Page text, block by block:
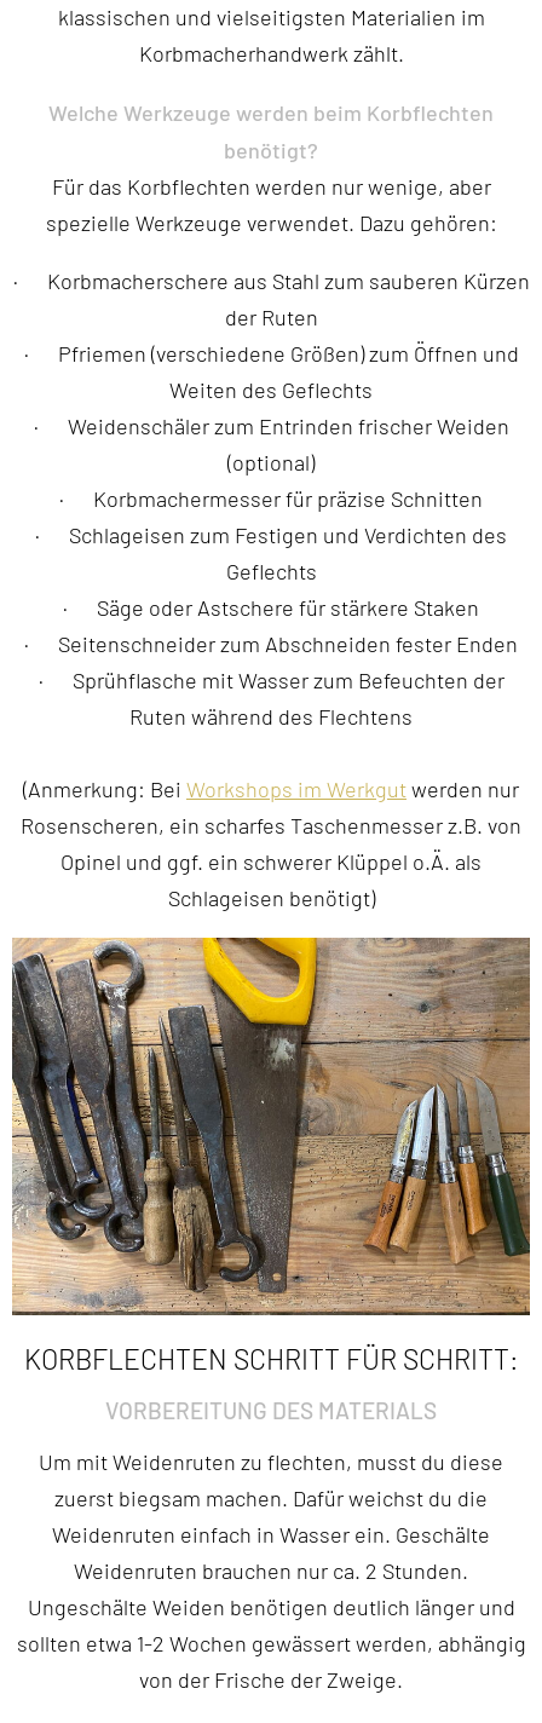
klassischen und vielseitigsten Materialien im
Korbmacherhandwerk zählt.
Welche Werkzeuge werden beim Korbflechten
benötigt?
Für das Korbflechten werden nur wenige, aber
spezielle Werkzeuge verwendet. Dazu gehören:
· Korbmacherschere aus Stahl zum sauberen Kürzen
der Ruten
· Pfriemen (verschiedene Größen) zum Öffnen und
Weiten des Geflechts
· Weidenschäler zum Entrinden frischer Weiden
(optional)
· Korbmachermesser für präzise Schnitten
· Schlageisen zum Festigen und Verdichten des
Geflechts
· Säge oder Astschere für stärkere Staken
· Seitenschneider zum Abschneiden fester Enden
· Sprühflasche mit Wasser zum Befeuchten der
Ruten während des Flechtens
(Anmerkung: Bei Workshops im Werkgutwerden nur
Rosenscheren, ein scharfes Taschenmesser z.B. von
Opinel und ggf. ein schwerer Klüppel o.Ä. als
Schlageisen benötigt)
KORBFLECHTEN SCHRITT FÜR SCHRITT:
VORBEREITUNG DES MATERIALS
Um mit Weidenruten zu flechten, musst du diese
zuerst biegsam machen. Dafür weichst du die
Weidenruten einfach in Wasser ein. Geschälte
Weidenruten brauchen nur ca. 2 Stunden.
Ungeschälte Weiden benötigen deutlich länger und
sollten etwa 1-2 Wochen gewässert werden, abhängig
von der Frische der Zweige.